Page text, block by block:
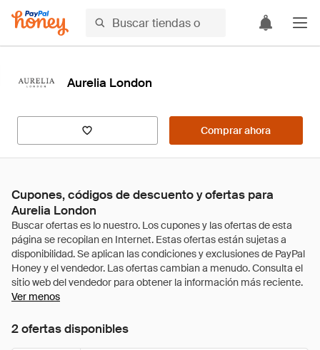
Aurelia London
Comprar ahora
Cupones, códigos de descuento y ofertas para
Aurelia London
Ver menos
2 ofertas disponibles